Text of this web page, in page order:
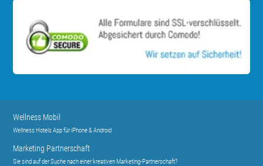
Wellness Mobil
Wellness Hotels App für iPhone & Android
Marketing Partnerschaft
Sie sind auf der Suche nach einer kreativen Marketing-Partnerschaft?